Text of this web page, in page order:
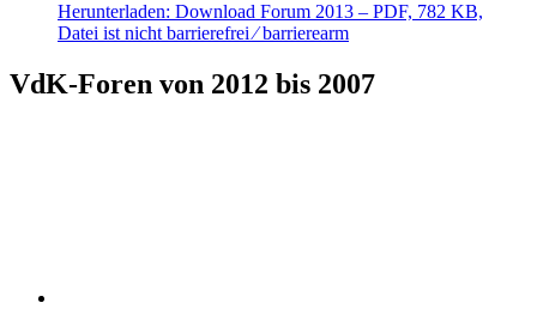
Herunterladen: Download Forum 2013 – PDF, 782 KB,
Datei ist nicht barrierefrei ⁄ barrierearm
VdK-Foren von 2012 bis 2007